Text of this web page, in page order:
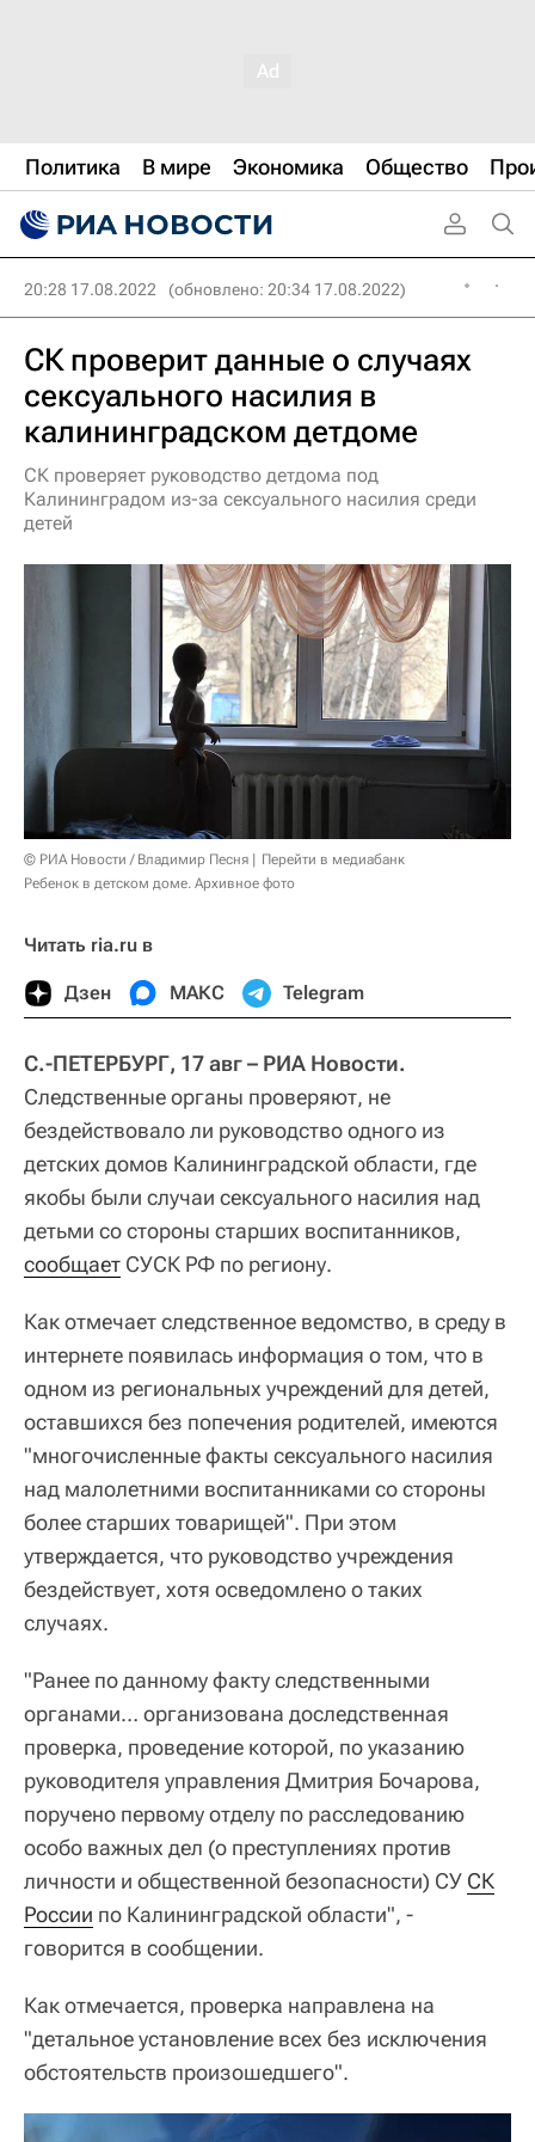
Политика В мире Экономика Общество
20:28 17.08.2022 (обновлено: 20:34 17.08.2022)
СК проверит данные о случаях
сексуального насилия в
калининградском детдоме
СК проверяет руководство детдома под
Калининградом из-за сексуального насилия среди
детей
© РИА Новости / Владимир Песня
Перейти в медиабанк
Ребенок в детском доме. Архивное фото
Читать ria.ru в
Дзен МАКС Telegram
С.-ПЕТЕРБУРГ, 17 авг – РИА Новости.
Следственные органы проверяют, не
бездействовало ли руководство одного из
детских домов Калининградской области, где
якобы были случаи сексуального насилия над
детьми со стороны старших воспитанников,
сообщает СУСК РФ по региону.
Как отмечает следственное ведомство, в среду в
интернете появилась информация о том, что в
одном из региональных учреждений для детей,
оставшихся без попечения родителей, имеются
"многочисленные факты сексуального насилия
над малолетними воспитанниками со стороны
более старших товарищей". При этом
утверждается, что руководство учреждения
бездействует, хотя осведомлено о таких
случаях.
"Ранее по данному факту следственными
органами… организована доследственная
проверка, проведение которой, по указанию
руководителя управления Дмитрия Бочарова,
поручено первому отделу по расследованию
особо важных дел (о преступлениях против
личности и общественной безопасности) СУ СК
России по Калининградской области", -
говорится в сообщении.
Как отмечается, проверка направлена на
"детальное установление всех без исключения
обстоятельств произошедшего".